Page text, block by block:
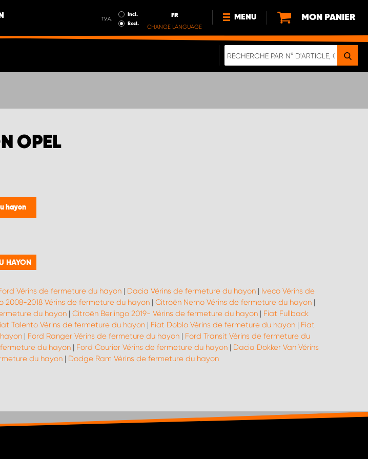
T.V.A.
Incl.
Excl.
FR
CHANGE LANGUAGE
MENU
NOUVEAUTÉS
MON PANIER
OPEL
hayon
HAYON
Vérins de fermeture du hayon | Dacia Vérins de fermeture du hayon | Iveco Vérins de
2008-2018 Vérins de fermeture du hayon| Citroën Nemo Vérins de fermeture du hayon|
du hayon| Citroën Berlingo 2019- Vérins de fermeture du hayon| Fiat Fullback
Talento Vérins de fermeture du hayon| Fiat Doblo Vérins de fermeture du hayon| Fiat
| Ford Ranger Vérins de fermeture du hayon | Ford Transit Vérins de fermeture du
du hayon | Ford Courier Vérins de fermeture du hayon | Dacia Dokker Van Vérins
du hayon | Dodge Ram Vérins de fermeture du hayon